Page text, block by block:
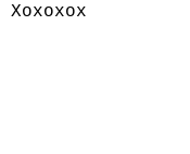
Xoxoxox